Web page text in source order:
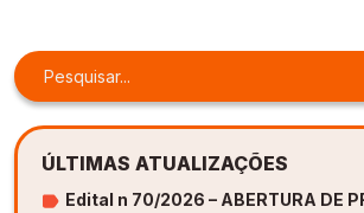
ÚLTIMAS ATUALIZAÇÕES
Edital n 70/2026 – ABERTURA DE
Especialização em Gestão de Ambientes
Aprendizagem [PDE]
Docência na Educação Infantil [DINF]
Especialização em Gestão de Ambientes
Aprendizagem [PDE]
Docência na Educação Infantil [DINF]
Especialização em Gestão de Ambientes
Aprendizagem [PDE]
Docência na Educação Infantil [DINF]
Especialização em Gestão de Ambientes
Aprendizagem [PDE]
Docência na Educação Infantil [DINF]
Especialização em Gestão de Ambientes
Aprendizagem [PDE]
Docência na Educação Infantil [DINF]